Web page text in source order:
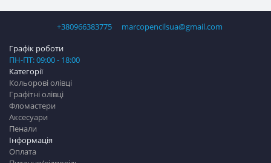
+380966383775 marcopencilsua@gmail.com
Категорії
Кольорові олівці
Графітні олівці
Фломастери
Аксесуари
Пенали
Інформація
Оплата
Графік роботи
ПН-ПТ: 09:00 - 18:00